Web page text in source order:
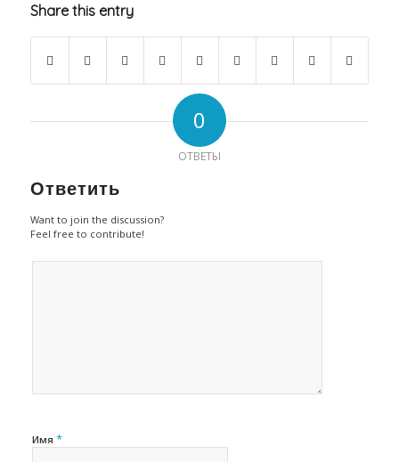
Share this entry
0
ОТВЕТЫ
Ответить
Want to join the discussion?
Feel free to contribute!
Имя *